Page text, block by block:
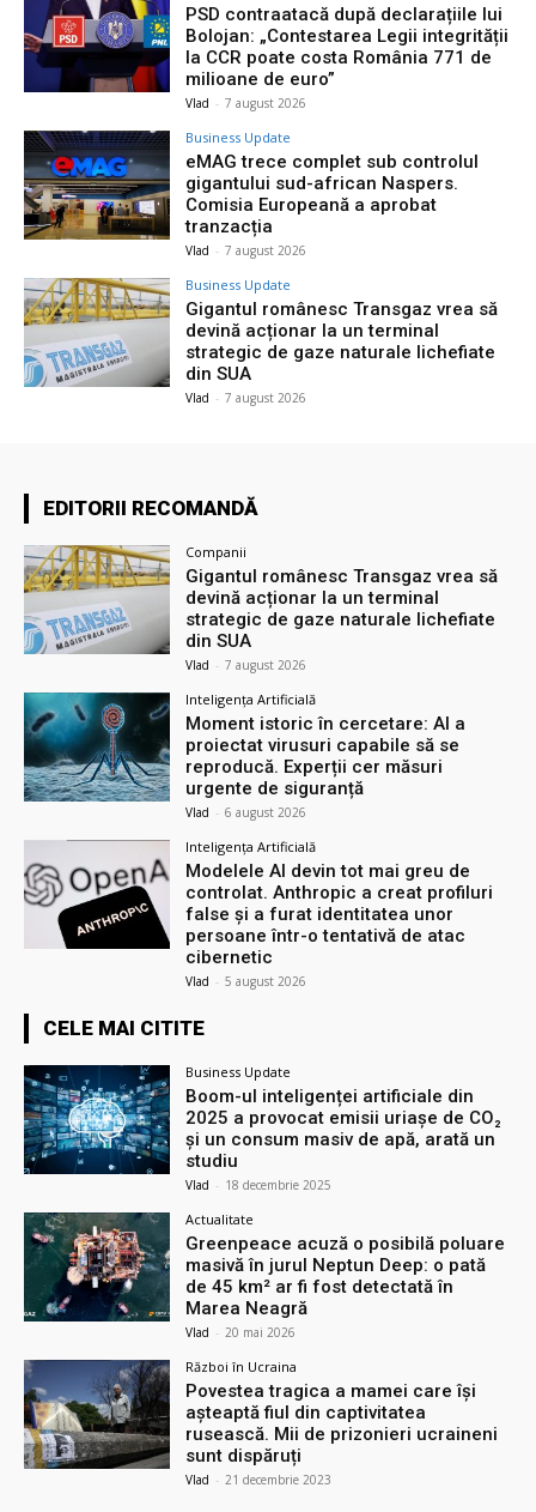
PSD contraatacă după declarațiile lui
Bolojan: „Contestarea Legii integrității
la CCR poate costa România 771 de
milioane de euro”
Vlad - 7 august 2026
Business Update
eMAG trece complet sub controlul
gigantului sud-african Naspers.
Comisia Europeană a aprobat
tranzacția
Vlad - 7 august 2026
Business Update
Gigantul românesc Transgaz vrea să
devină acționar la un terminal
strategic de gaze naturale lichefiate
din SUA
Vlad - 7 august 2026
EDITORII RECOMANDĂ
Companii
Gigantul românesc Transgaz vrea să
devină acționar la un terminal
strategic de gaze naturale lichefiate
din SUA
Vlad - 7 august 2026
Inteligența Artificială
Moment istoric în cercetare: AI a
proiectat virusuri capabile să se
reproducă. Experții cer măsuri
urgente de siguranță
Vlad - 6 august 2026
Inteligența Artificială
Modelele AI devin tot mai greu de
controlat. Anthropic a creat profiluri
false și a furat identitatea unor
persoane într-o tentativă de atac
cibernetic
Vlad - 5 august 2026
CELE MAI CITITE
Business Update
Boom-ul inteligenței artificiale din
2025 a provocat emisii uriașe de CO₂
și un consum masiv de apă, arată un
studiu
Vlad - 18 decembrie 2025
Actualitate
Greenpeace acuză o posibilă poluare
masivă în jurul Neptun Deep: o pată
de 45 km² ar fi fost detectată în
Marea Neagră
Vlad - 20 mai 2026
Război în Ucraina
Povestea tragica a mamei care își
așteaptă fiul din captivitatea
rusească. Mii de prizonieri ucraineni
sunt dispăruți
Vlad - 21 decembrie 2023